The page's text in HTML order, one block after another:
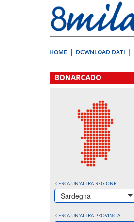
direttamente
a:
Contenuto
HOME DOWNLOAD DATI
.
BONARCADO
CERCA UN'ALTRA REGIONE
Sardegna
CERCA UN'ALTRA PROVINCIA